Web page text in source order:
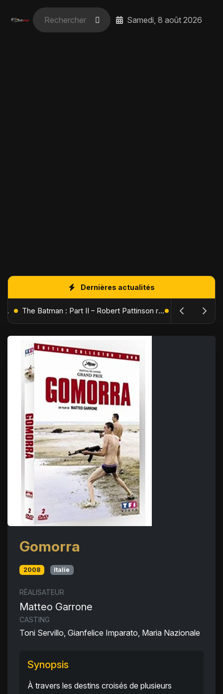
Samedi, 8 août 2026
Dernières actualités
L'Âge de Glace : Le Réveil du Volcan – Manny, Sid et Diego de retour pour une aventure explosive The Batman : Part II – Robert Pattinson replonge dans les ténèbres de Gotham dès octobre 2027
Gomorra
2008 Italie
RÉALISATEUR
Matteo Garrone
CASTING
Toni Servillo, Gianfelice Imparato, Maria Nazionale
Synopsis
À travers les destins croisés de plusieurs